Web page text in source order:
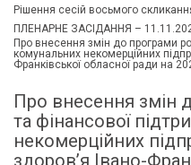
Рішення сесій восьмого
ПЛЕНАРНЕ ЗАСІДАННЯ –
Про внесення змін до програми
комунальних некомерційних
Франківської обласної ради на
Про внесення змін
та фінансової
некомерційних
здоров’я Івано-